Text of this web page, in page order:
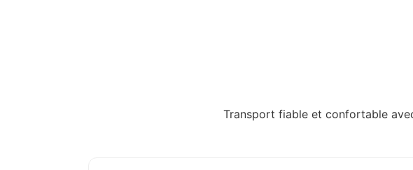
Transport fiable et confortable